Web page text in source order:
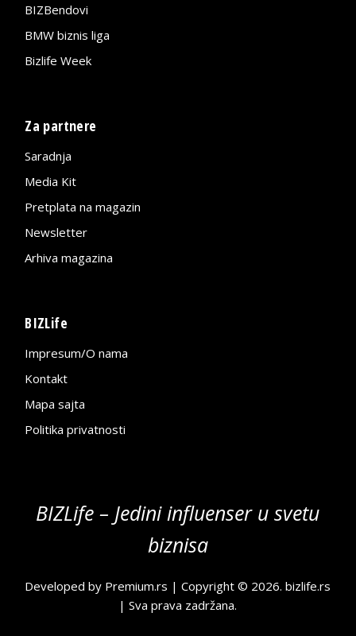
BIZBendovi
BMW biznis liga
Bizlife Week
Za partnere
Saradnja
Media Kit
Pretplata na magazin
Newsletter
Arhiva magazina
BIZLife
Impresum/O nama
Kontakt
Mapa sajta
Politika privatnosti
BIZLife – Jedini influenser u svetu
biznisa
Developed by Premium.rs | Copyright © 2026.bizlife.rs
| Sva prava zadržana.